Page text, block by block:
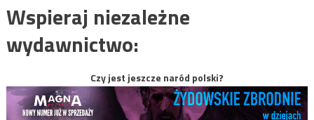
Wspieraj niezależne
wydawnictwo:
Czy jest jeszcze naród polski?